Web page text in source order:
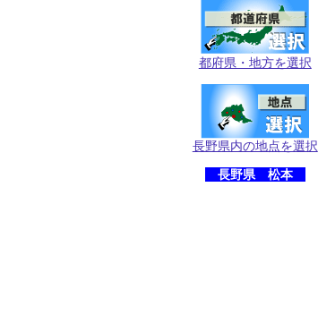
都府県・地方を選択
長野県内の地点を選択
長野県 松本